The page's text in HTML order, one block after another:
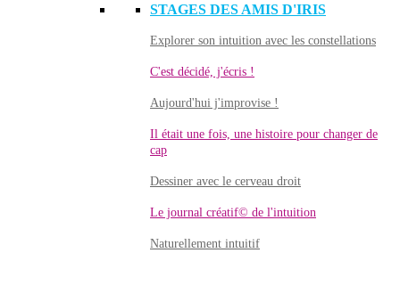
STAGES DES AMIS D'IRIS
Explorer son intuition avec les constellations
C'est décidé, j'écris !
Aujourd'hui j'improvise !
Il était une fois, une histoire pour changer de
cap
Dessiner avec le cerveau droit
Le journal créatif© de l'intuition
Naturellement intuitif